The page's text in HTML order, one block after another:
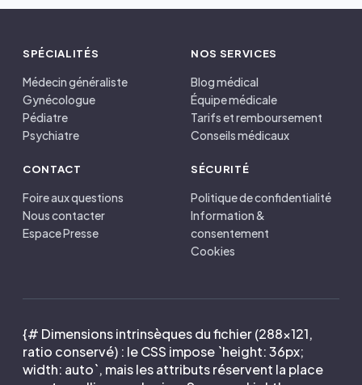
SPÉCIALITÉS
Médecin généraliste
Gynécologue
Pédiatre
Psychiatre
NOS SERVICES
Blog médical
Équipe médicale
Tarifs et remboursement
Conseils médicaux
CONTACT
Foire aux questions
Nous contacter
Espace Presse
SÉCURITÉ
Politique de confidentialité
Information &
consentement
Cookies
{# Dimensions intrinsèques du fichier (288×121,
ratio conservé) : le CSS impose `height: 36px;
width: auto`, mais les attributs réservent la place